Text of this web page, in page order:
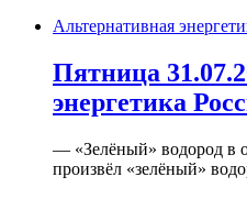
Альтернативная
Пятница
энергетика
— «Зелёный» водород в
произвёл «зелёный»